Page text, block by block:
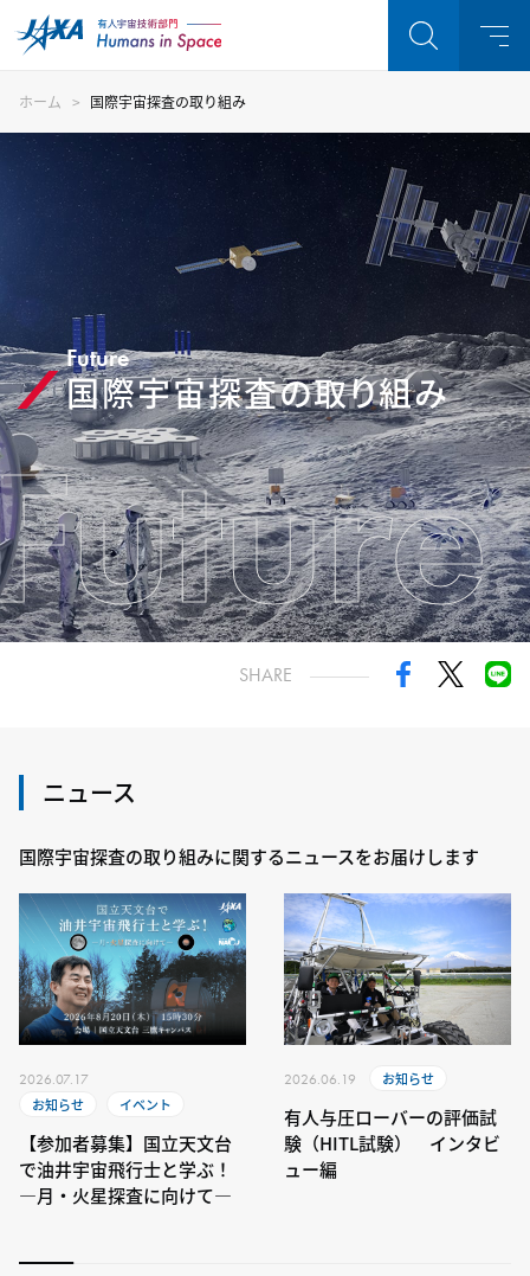
ホーム 国際宇宙探査の取り組み
Future
国際宇宙探査の取り組み
SHARE
ニュース
国際宇宙探査の取り組みに関するニュースをお届けします
2026.07.17
お知らせ
イベント
【参加者募集】国立天文台
で油井宇宙飛行士と学ぶ！
―月・火星探査に向けて―
2026.06.19 お知らせ
有人与圧ローバーの評価試
験（HITL試験） インタビ
ュー編